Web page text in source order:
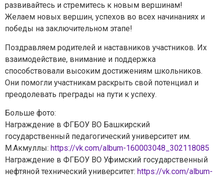
развивайтесь и стремитесь к новым вершинам!
Желаем новых вершин, успехов во всех начинаниях и
победы на заключительном этапе!
Поздравляем родителей и наставников участников. Их
взаимодействие, внимание и поддержка
способствовали высоким достижениям школьников.
Они помогли участникам раскрыть свой потенциал и
преодолевать преграды на пути к успеху.
Больше фото:
Награждение в ФГБОУ ВО Башкирский
государственный педагогический университет им.
М.Акмуллы: https://vk.com/album-160003048_302118085
Награждение в ФГБОУ ВО Уфимский государственный
нефтяной технический университет: https://vk.com/album-
Тема вопроса:*
Ваш вопрос*
Отправить
*Нажимая кнопку «Отправить», я соглашаюсь на